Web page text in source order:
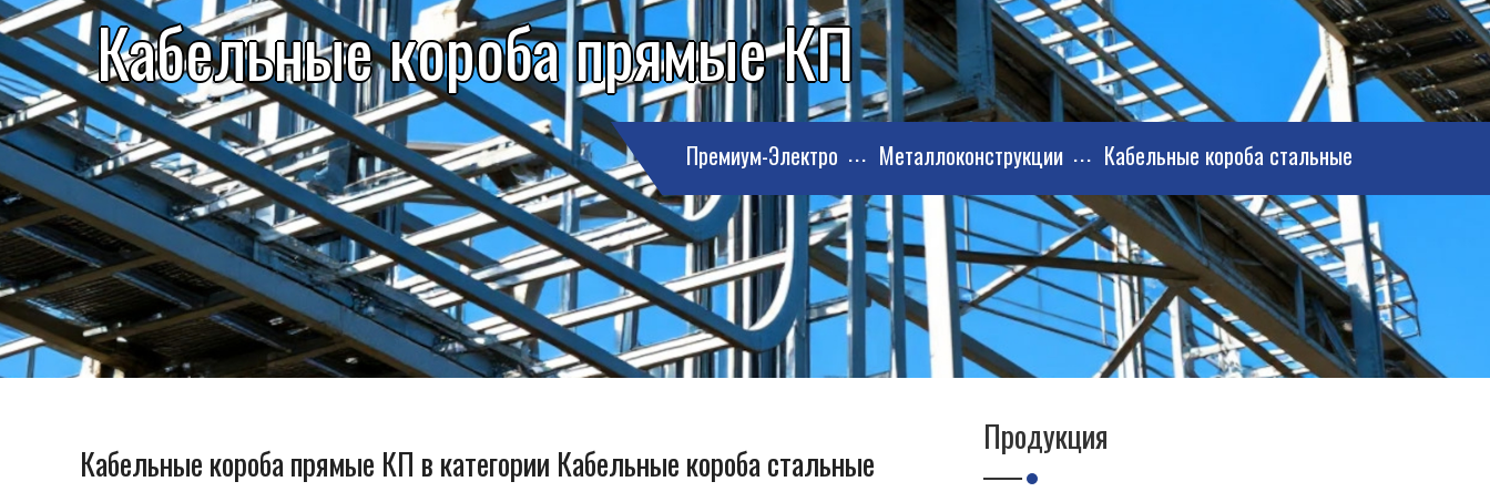
Кабельные короба прямые КП
Премиум-Электро Металлоконструкции Кабельные короба стальные
Кабельные короба прямые КП в категории Кабельные короба стальные
Продукция